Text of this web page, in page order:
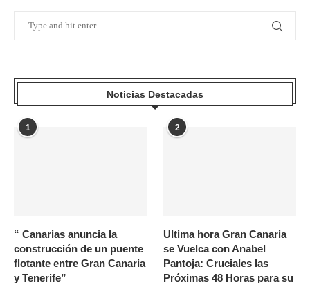
Noticias Destacadas
1
“ Canarias anuncia la
construcción de un puente
flotante entre Gran Canaria
y Tenerife”
2
Ultima hora Gran Canaria
se Vuelca con Anabel
Pantoja: Cruciales las
Próximas 48 Horas para su